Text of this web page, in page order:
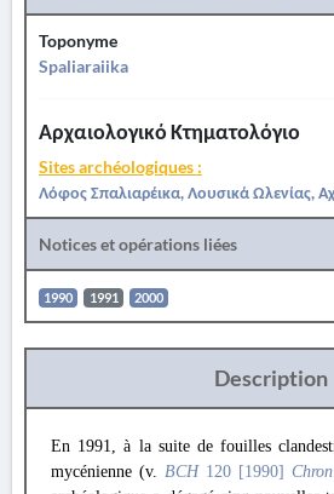
Toponyme
Spaliaraiika
Αρχαιολογικό Κτηματολόγιο
Sites archéologiques :
Λόφος Σπαλιαρέικα, Λουσικά Ωλενίας,
Notices et opérations liées
1990 1991 2000
Description
En 1991, à la suite de fouilles
mycénienne (v. BCH 120 [1990] Chron